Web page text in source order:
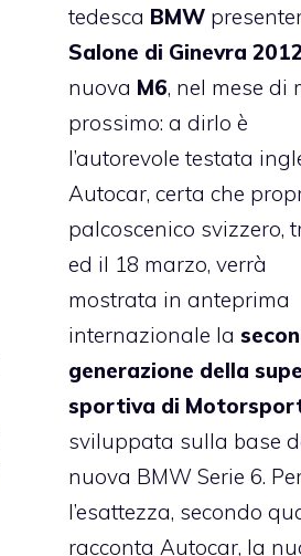
tedesca BMW
Salone di Ginevra 2012
nuova M6, nel mese di
prossimo: a dirlo è
l’autorevole testata
Autocar, certa che
palcoscenico svizzero,
ed il 18 marzo, verrà
mostrata in anteprima
internazionale la
generazione della
sportiva di
sviluppata sulla base
nuova BMW Serie 6.
l’esattezza, secondo
racconta Autocar, la